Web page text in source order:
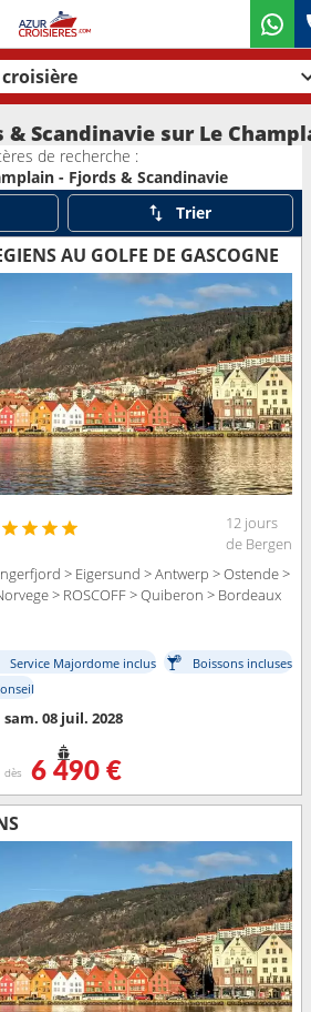
Compagnies
Rechercher
& Scandinavie sur Le
de recherche :
- Fjords & Scandinavie
Trier
AU GOLFE DE GASCOGNE
12 jours
de Bergen
> Eigersund > Antwerp > Ostende >
> ROSCOFF > Quiberon > Bordeaux
Service Majordome inclus
Boissons incluses
sam. 08 juil. 2028
dès 6 490 €